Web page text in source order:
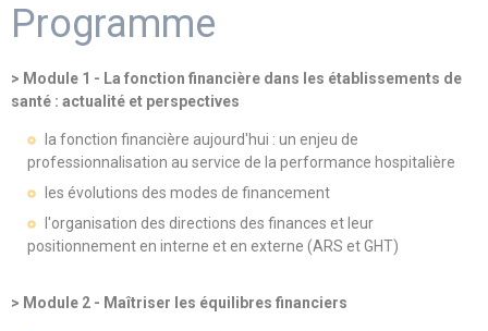
Programme
> Module 1 - La fonction financière dans les établissements de
santé : actualité et perspectives
la fonction financière aujourd'hui : un enjeu de
professionnalisation au service de la performance hospitalière
les évolutions des modes de financement
l'organisation des directions des finances et leur
positionnement en interne et en externe (ARS et GHT)
> Module 2 - Maîtriser les équilibres financiers